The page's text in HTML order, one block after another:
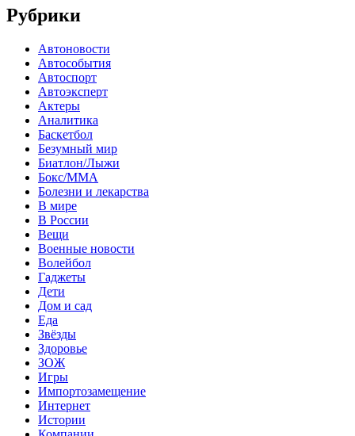
Рубрики
Автоновости
Автособытия
Автоспорт
Автоэксперт
Актеры
Аналитика
Баскетбол
Безумный мир
Биатлон/Лыжи
Бокс/MMA
Болезни и лекарства
В мире
В России
Вещи
Военные новости
Волейбол
Гаджеты
Дети
Дом и сад
Еда
Звёзды
Здоровье
ЗОЖ
Игры
Импортозамещение
Интернет
Истории